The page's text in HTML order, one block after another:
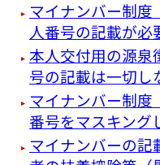
マイナンバー制
人番号の記載が必
本人交付用の源泉
号の記載は一切し
マイナンバー制
番号をマスキング
マイナンバーの